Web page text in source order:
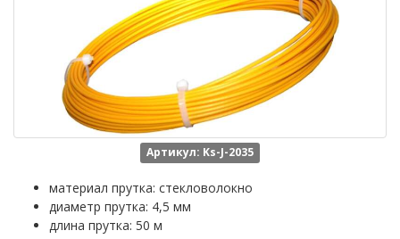
Артикул: Ks-J-2035
материал прутка: стекловолокно
диаметр прутка: 4,5 мм
длина прутка: 50 м